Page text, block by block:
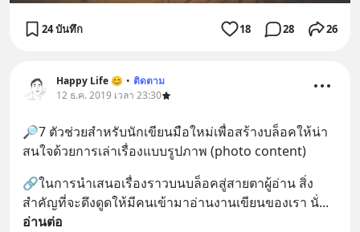
24 บันทึก 18 28 26
Happy Life 😊 • ติดตาม
12 ธ.ค. 2019 เวลา 23:30
🔎7 ตัวช่วยสำหรับนักเขียนมือใหม่เพื่อสร้างบล็อคให้น่า
สนใจด้วยการเล่าเรื่องแบบรูปภาพ (photo content)
🔗ในการนำเสนอเรื่องราวบนบล็อคสู่สายตาผู้อ่าน สิ่ง
สำคัญที่จะดึงดูดให้มีคนเข้ามาอ่านงานเขียนของเรา นั่
อ่านต่อ